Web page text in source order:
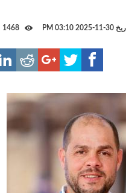
30-11-2025 03:10 PM